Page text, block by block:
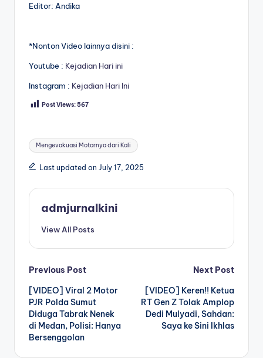
Editor: Andika
*Nonton Video lainnya disini :
Youtube : Kejadian Hari ini
Instagram : Kejadian Hari Ini
Post Views:567
Tags:
Mengevakuasi Motornya dari Kali
Last updated on July 17, 2025
admjurnalkini
View All Posts
Post
navigation
Previous Post
[VIDEO] Viral 2 Motor
PJR Polda Sumut
Diduga Tabrak Nenek
di Medan, Polisi: Hanya
Bersenggolan
Next Post
[VIDEO] Keren!! Ketua
RT Gen Z Tolak Amplop
Dedi Mulyadi, Sahdan:
Saya ke Sini Ikhlas